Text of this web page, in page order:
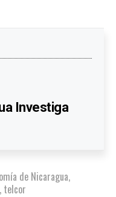
Investiga
de Nicaragua,
, telcor